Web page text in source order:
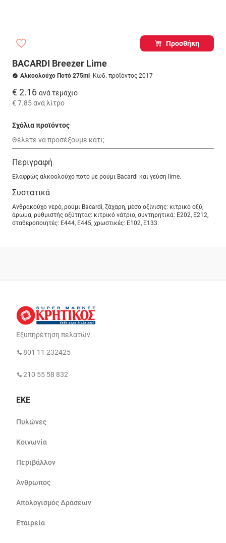
Προσθήκη
BACARDI Breezer Lime
Αλκοολούχο Ποτό 275ml - Κωδ. προϊόντος 2017
€ 2.16 ανά τεμάχιο
€ 7.85ανά λίτρο
Σχόλια προϊόντος
Περιγραφή
Ελαφρώς αλκοολούχο ποτό με ρούμι Bacardi και γεύση lime.
Συστατικά
Ανθρακούχο νερό, ρούμι Bacardi, ζάχαρη, μέσο οξίνισης: κιτρικό οξύ,
άρωμα, ρυθμιστής οξύτητας: κιτρικό νάτριο, συντηρητικά: Ε202, Ε212,
σταθεροποιητές: Ε444, Ε445, χρωστικές: Ε102, Ε133.
Εξυπηρέτηση πελατών
801 11 232425
210 55 58 832
ΕΚΕ
Πυλώνες
Κοινωνία
Περιβάλλον
Άνθρωπος
Απολογισμός Δράσεων
Εταιρεία